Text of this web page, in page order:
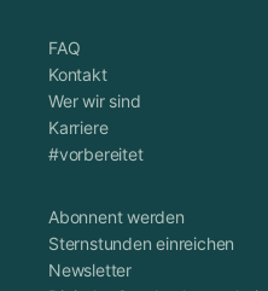
FAQ
Kontakt
Wer wir sind
Karriere
#vorbereitet
Abonnent werden
Sternstunden einreichen
Newsletter